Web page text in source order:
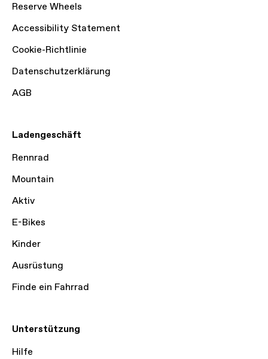
Reserve Wheels
Accessibility Statement
Cookie-Richtlinie
Datenschutzerklärung
AGB
Ladengeschäft
Rennrad
Mountain
Aktiv
E-Bikes
Kinder
Ausrüstung
Finde ein Fahrrad
Unterstützung
Hilfe